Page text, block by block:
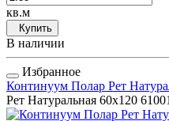
кв.м
Купить
В наличии
Избранное
Континуум Полар Рет
Рет Натуральная 60x120